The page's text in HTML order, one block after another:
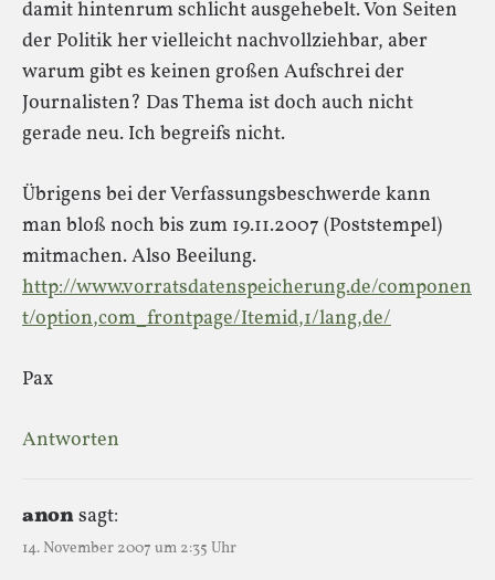
damit hintenrum schlicht ausgehebelt. Von Seiten
der Politik her vielleicht nachvollziehbar, aber
warum gibt es keinen großen Aufschrei der
Journalisten? Das Thema ist doch auch nicht
gerade neu. Ich begreifs nicht.
Übrigens bei der Verfassungsbeschwerde kann
man bloß noch bis zum 19.11.2007 (Poststempel)
mitmachen. Also Beeilung.
http://www.vorratsdatenspeicherung.de/componen
t/option,com_frontpage/Itemid,1/lang,de/
Pax
Antworten
anonsagt:
14. November 2007 um 2:35 Uhr